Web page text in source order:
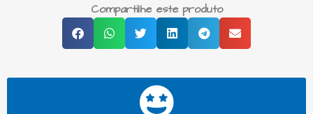
Compartilhe este produto